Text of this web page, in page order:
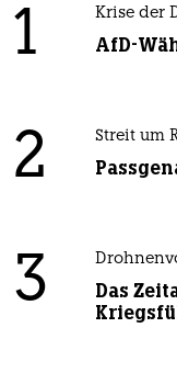
1 Krise der
AfD-
2 Streit um
3
Das